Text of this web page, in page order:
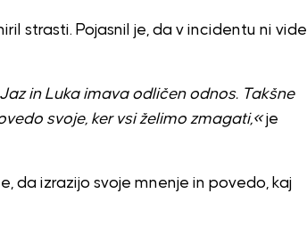
strasti. Pojasnil je, da v incidentu ni videl
in Luka imava odličen odnos. Takšne
svoje, ker vsi želimo zmagati,«je
da izrazijo svoje mnenje in povedo, kaj